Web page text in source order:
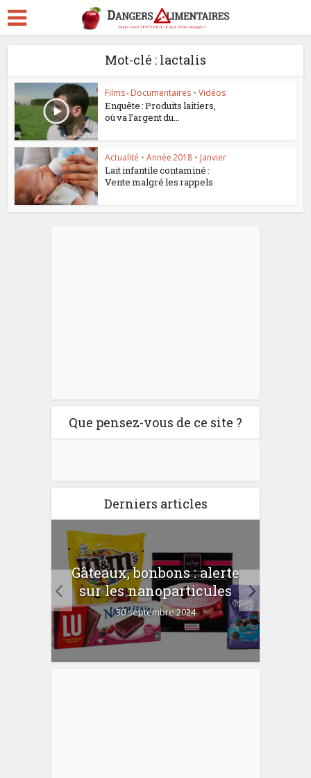
Mot-clé : lactalis
Films - Documentaires • Vidéos
Enquête : Produits laitiers,
où va l’argent du...
Actualité • Année 2018 • Janvier
Lait infantile contaminé :
Vente malgré les rappels
Que pensez-vous de ce site ?
Derniers articles
Gâteaux, bonbons : alerte
sur les nanoparticules
30 septembre 2024